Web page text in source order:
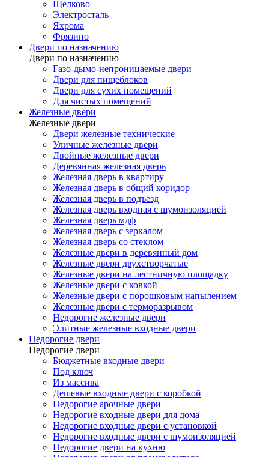
Щелково
Электросталь
Яхрома
Фрязино
Двери по назначению
Двери по назначению
Газо-дымо-непроницаемые двери
Двери для пищеблоков
Двери для сухих помещений
Для чистых помещений
Железные двери
Железные двери
Двери железные технические
Уличные железные двери
Двойные железные двери
Деревянная железная дверь
Железная дверь в квартиру
Железная дверь в общий коридор
Железная дверь в подъезд
Железная дверь входная с шумоизоляцией
Железная дверь мдф
Железная дверь с зеркалом
Железная дверь со стеклом
Железные двери в деревянный дом
Железные двери двухстворчатые
Железные двери на лестничную площадку
Железные двери с ковкой
Железные двери с порошковым напылением
Железные двери с терморазрывом
Недорогие железные двери
Элитные железные входные двери
Недорогие двери
Недорогие двери
Бюджетные входные двери
Под ключ
Из массива
Дешевые входные двери с коробкой
Недорогие арочные двери
Недорогие входные двери для дома
Недорогие входные двери с установкой
Недорогие входные двери с шумоизоляцией
Недорогие двери на кухню